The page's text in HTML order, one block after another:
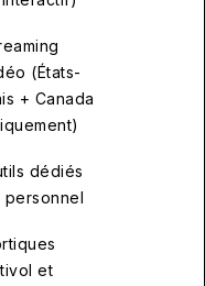
(États-
+ Canada
dédiés
personnel
et